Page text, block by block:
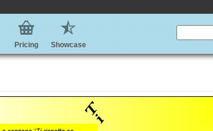
Pricing Showcase